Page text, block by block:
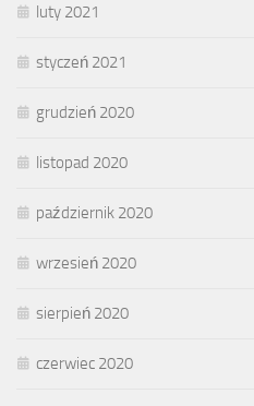
luty 2021
styczeń 2021
grudzień 2020
listopad 2020
październik 2020
wrzesień 2020
sierpień 2020
czerwiec 2020